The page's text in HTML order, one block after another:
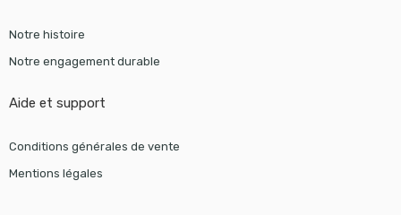
Notre histoire
Notre engagement durable
Aide et support
Conditions générales de vente
Mentions légales